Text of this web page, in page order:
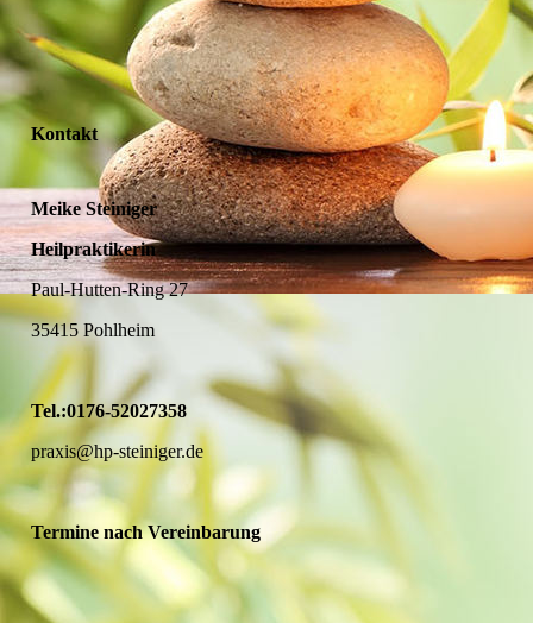
Kontakt
Meike Steiniger
Heilpraktikerin
Paul-Hutten-Ring 27
35415 Pohlheim
Tel.:0176-52027358
praxis@hp-steiniger.de
Termine nach Vereinbarung